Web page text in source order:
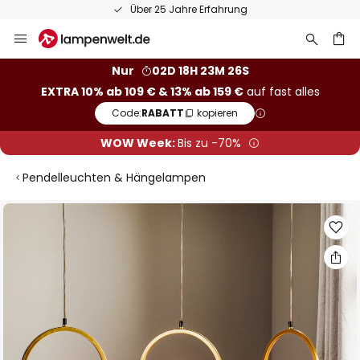
Über 25 Jahre Erfahrung
Inhalt
Nur
02D 18H 23M 26S
EXTRA 10% ab 109 € & 13% ab 159 €auf fast alles
Code:RABATT kopieren
WOW Week:Bis zu -70%
Pendelleuchten & Hängelampen
Zum
Bildgalerie